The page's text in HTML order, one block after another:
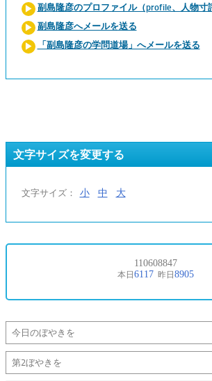
副島隆彦のプロファイル（profile、人物寸
副島隆彦へメールを送る
「副島隆彦の学問道場」へメールを送る
文字サイズを変更する
文字サイズ： 小 中 大